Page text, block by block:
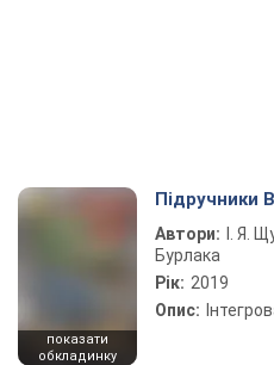
показати
обкладинку
Підручники
Автори:
І. Я.
Бурлака
Рік: 2019
Опис: